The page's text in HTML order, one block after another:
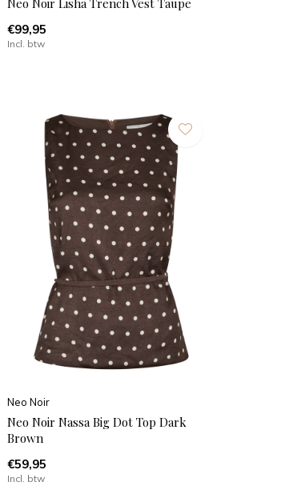
€99,95
Incl. btw
Neo Noir
Neo Noir Nassa Big Dot Top Dark
Brown
€59,95
Incl. btw